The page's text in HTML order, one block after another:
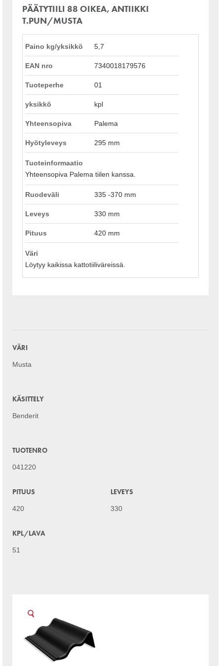
PÄÄTYTIILI 88 OIKEA, ANTIIKKI
T.PUN/MUSTA
Paino kg/yksikkö 5,7
EAN nro 7340018179576
Tuoteperhe 01
yksikkö kpl
Yhteensopiva Palema
Hyötyleveys 295 mm
Tuoteinformaatio
Yhteensopiva Palema tiilen kanssa.
Ruodeväli 335 -370 mm
Leveys 330 mm
Pituus 420 mm
Väri
Löytyy kaikissa kattotiiliväreissä.
VÄRI
Musta
KÄSITTELY
Benderit
TUOTENRO
041220
PITUUS
420
LEVEYS
330
KPL/LAVA
51